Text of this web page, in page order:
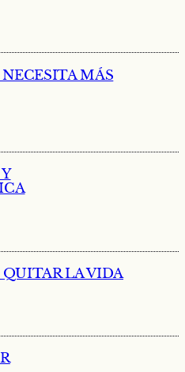
MÁS
LA VIDA